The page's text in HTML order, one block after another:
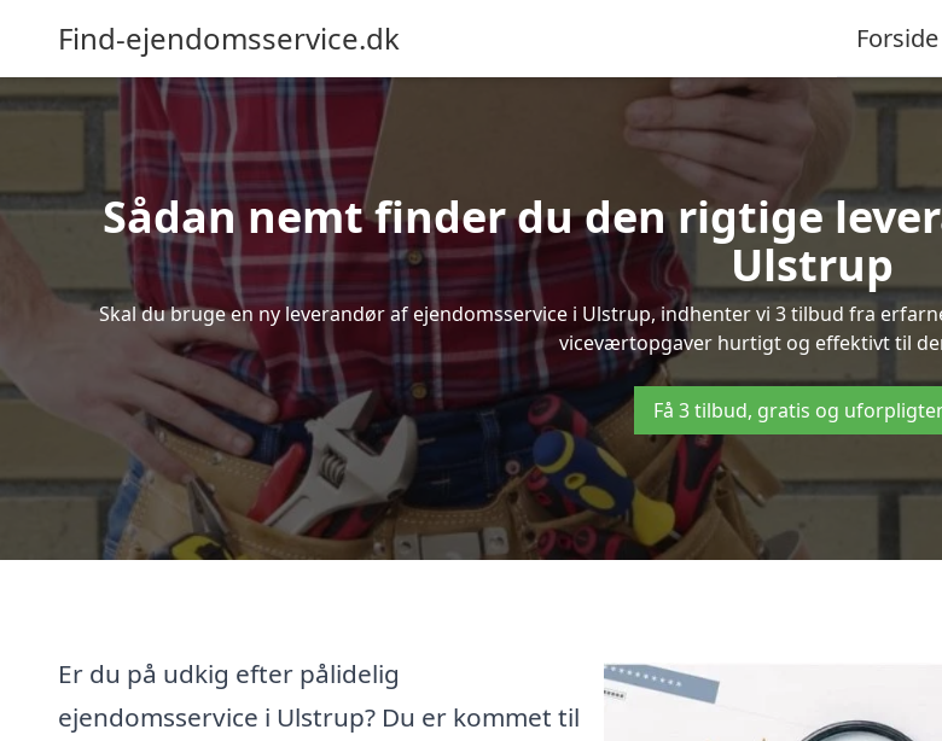
Find-ejendomsservice.dk Forside
Sådan nemt finder du den rigtige
Ulstrup
Skal du bruge en ny leverandør af ejendomsservice i Ulstrup, indhenter vi 3 tilbud fra
viceværtopgaver hurtigt og effektivt til
Få 3 tilbud, gratis og
Er du på udkig efter pålidelig
ejendomsservice i Ulstrup? Du er kommet til